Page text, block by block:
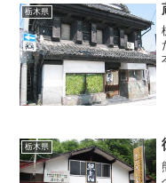
栃木県
栃木県